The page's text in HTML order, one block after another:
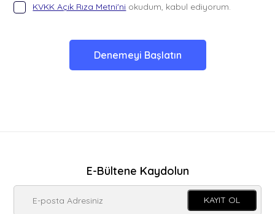
KVKK Açık Rıza Metni'ni okudum, kabul ediyorum.
Denemeyi Başlatın
E-Bültene Kaydolun
KAYIT OL